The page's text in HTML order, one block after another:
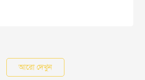
আরো দেখুন